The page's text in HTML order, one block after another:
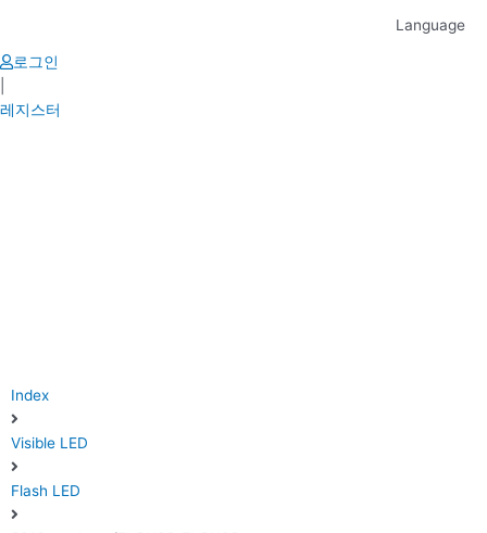
content
Language
로그인
레지스터
Index
Visible LED
Flash LED